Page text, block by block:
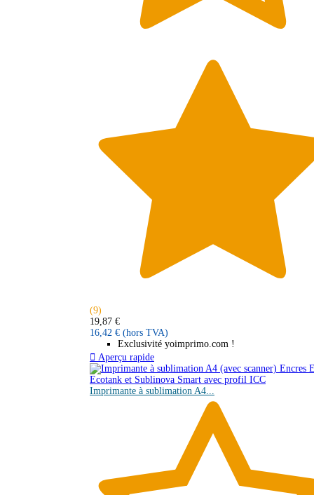
(9)
19,87 €
16,42 € (hors TVA)
Exclusivité yoimprimo.com !
 Aperçu rapide
Imprimante à sublimation A4...